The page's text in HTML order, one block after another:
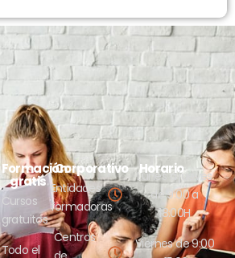
Formación
gratis
Cursos
gratuitos
Todo el
Corporativo
Entidades
formadoras
Centros
Horario
Lunes a jueves
de 9:00 a
18:00H
Viernes de 9:00